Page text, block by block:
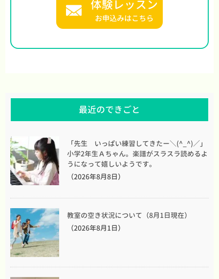
体験レッスン
お申込みはこちら
最近のできごと
「先生 いっぱい練習してきたー＼(^_^)／」
小学2年生Ａちゃん。楽譜がスラスラ読めるよ
うになって嬉しいようです。
（2026年8月8日）
教室の空き状況について（8月1日現在）
（2026年8月1日）